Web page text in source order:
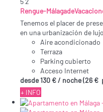
Rengue-
Tenemos el placer de
en una urbanización de
Aire acondicionado
Terraza
Parking cubierto
Acceso Internet
desde 130 €/ noche(26 €
+ INFO